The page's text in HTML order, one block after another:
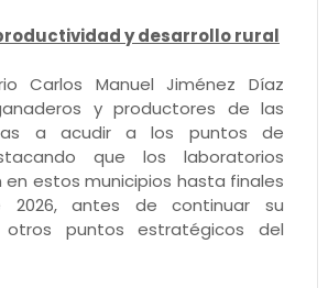
y desarrollo rural
Carlos Manuel Jiménez Díaz
y productores de las
a acudir a los puntos de
que los laboratorios
estos municipios hasta finales
antes de continuar su
otros puntos estratégicos del